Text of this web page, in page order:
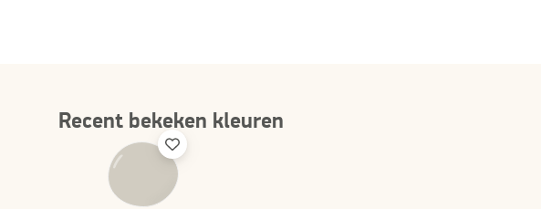
Recent bekeken kleuren